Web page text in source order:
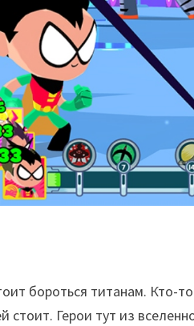
бороться титанам. Кто-то
стоит. Герои тут из